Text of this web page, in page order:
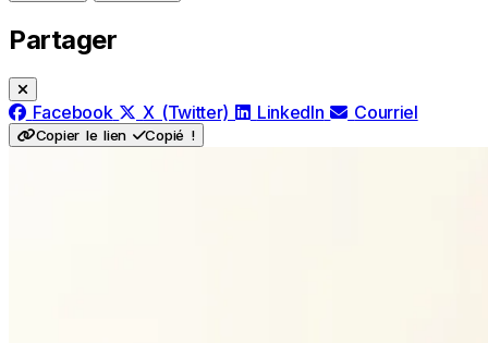
Partager
Facebook X (Twitter) LinkedIn Courriel
Copier le lien Copié !